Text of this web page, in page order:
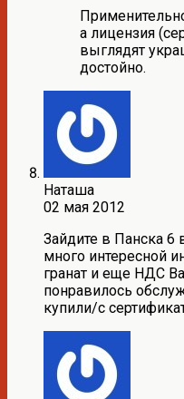
а лицензия
выглядят
достойно.
Наташа
02 мая 2012
Зайдите в Панска 6
много интересной
гранат и еще НДС
понравилось
купили/с